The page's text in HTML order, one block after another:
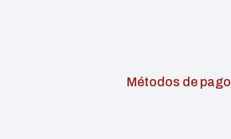
Métodos de pago